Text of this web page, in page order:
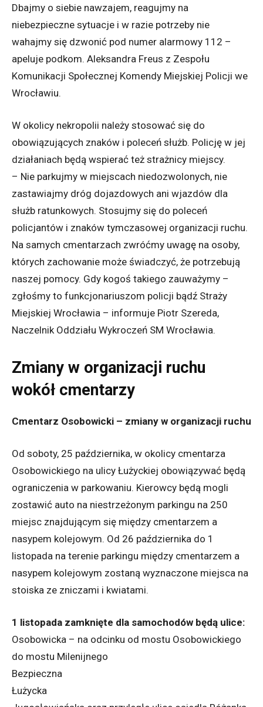
Dbajmy o siebie nawzajem, reagujmy na
niebezpieczne sytuacje i w razie potrzeby nie
wahajmy się dzwonić pod numer alarmowy 112 –
apeluje podkom. Aleksandra Freus z Zespołu
Komunikacji Społecznej Komendy Miejskiej Policji we
Wrocławiu.
W okolicy nekropolii należy stosować się do
obowiązujących znaków i poleceń służb. Policję w jej
działaniach będą wspierać też strażnicy miejscy.
– Nie parkujmy w miejscach niedozwolonych, nie
zastawiajmy dróg dojazdowych ani wjazdów dla
służb ratunkowych. Stosujmy się do poleceń
policjantów i znaków tymczasowej organizacji ruchu.
Na samych cmentarzach zwróćmy uwagę na osoby,
których zachowanie może świadczyć, że potrzebują
naszej pomocy. Gdy kogoś takiego zauważymy –
zgłośmy to funkcjonariuszom policji bądź Straży
Miejskiej Wrocławia – informuje Piotr Szereda,
Naczelnik Oddziału Wykroczeń SM Wrocławia.
Zmiany w organizacji ruchu
wokół cmentarzy
Cmentarz Osobowicki – zmiany w organizacji ruchu
Od soboty, 25 października, w okolicy cmentarza
Osobowickiego na ulicy Łużyckiej obowiązywać będą
ograniczenia w parkowaniu. Kierowcy będą mogli
zostawić auto na niestrzeżonym parkingu na 250
miejsc znajdującym się między cmentarzem a
nasypem kolejowym. Od 26 października do 1
listopada na terenie parkingu między cmentarzem a
nasypem kolejowym zostaną wyznaczone miejsca na
stoiska ze zniczami i kwiatami.
1 listopada zamknięte dla samochodów będą ulice:
Osobowicka – na odcinku od mostu Osobowickiego
do mostu Milenijnego
Bezpieczna
Łużycka